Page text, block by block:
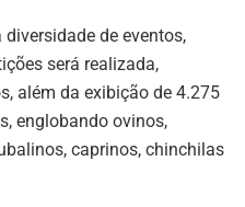
de eventos,
será realizada,
além da exibição de 4.275
englobando ovinos,
caprinos, chinchilas